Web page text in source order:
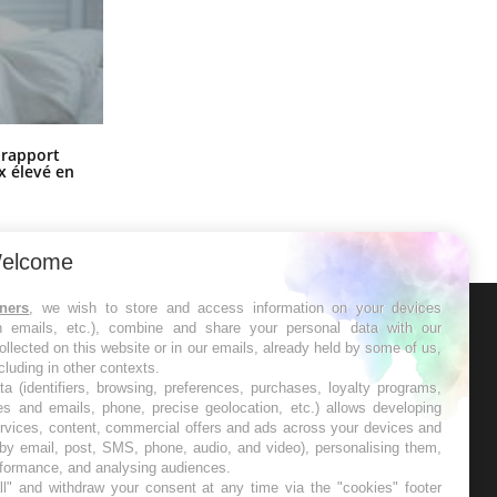
élevé en
les semaines les meilleures
, we wish to store and access information on your devices
emails, etc.), combine and share your personal data with our
on this website or in our emails, already held by some of us,
in other contexts.
(identifiers, browsing, preferences, purchases, loyalty programs,
and emails, phone, precise geolocation, etc.) allows developing
content, commercial offers and ads across your devices and
email, post, SMS, phone, audio, and video), personalising them,
and analysing audiences.
and withdraw your consent at any time via the "cookies" footer